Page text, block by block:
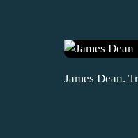
James Dean.